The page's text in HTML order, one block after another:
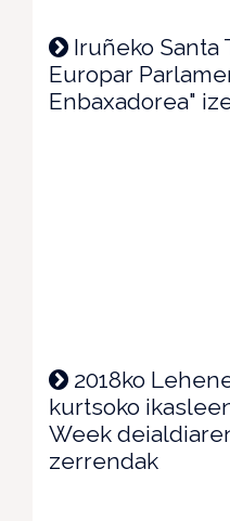
Iruñeko Santa
Europar
Enbaxadorea"
2018ko
kurtsoko
Week
zerrendak